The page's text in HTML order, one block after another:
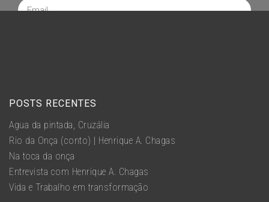
POSTS RECENTES
Água da pintada, Cruzália
Rio da Onça (conto) | Henrique A. Chagas
Na toca da onça
Entrevista com Henrique A. Chagas
Vida e Trabalho em transformação